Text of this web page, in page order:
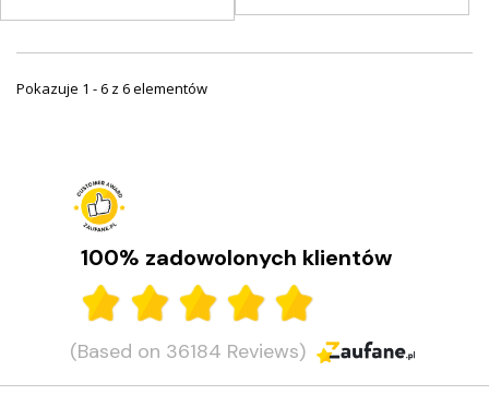
Pokazuje 1 - 6 z 6 elementów
100% zadowolonych klientów
(Based on 36184 Reviews)